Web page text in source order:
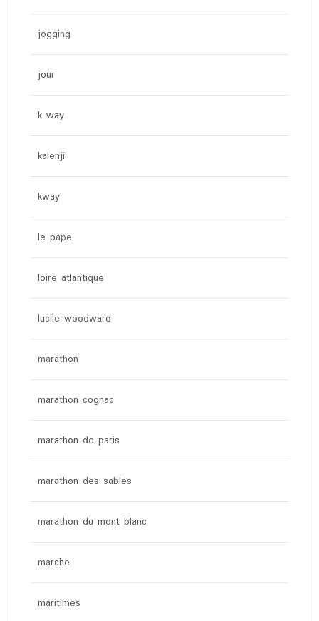
jogging
jour
k way
kalenji
kway
le pape
loire atlantique
lucile woodward
marathon
marathon cognac
marathon de paris
marathon des sables
marathon du mont blanc
marche
maritimes